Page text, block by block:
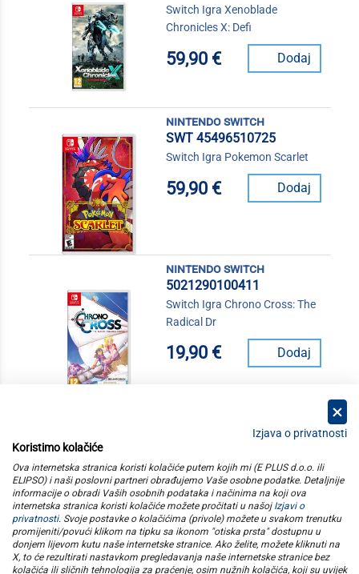
Switch Igra Xenoblade
Chronicles X: Defi
59,90 € Dodaj
nintendo switch
SWT 45496510725
Switch Igra Pokemon Scarlet
59,90 € Dodaj
nintendo switch
5021290100411
Switch Igra Chrono Cross: The
Radical Dr
19,90 € Dodaj
kategorije
elipso
informacije
Izjava o privatnosti
Koristimo kolačiće
Ova internetska stranica koristi kolačiće putem kojih mi (E PLUS d.o.o. ili
ELIPSO) i naši poslovni partneri obrađujemo Vaše osobne podatke. Detaljnije
informacije o obradi Vaših osobnih podataka i načinima na koji ova
internetska stranica koristi kolačiće možete pročitati u našoj Izjavi o
privatnosti. Svoje postavke o kolačićima (privole) možete u svakom trenutku
promijeniti/povući klikom na tipku sa ikonom "otiska prsta" dostupnu u
donjem lijevom kutu naše internetske stranice. Ako želite, možete kliknuti na
X, to će rezultirati nastavkom pregledavanja naše internetske stranice bez
kolačića ili sličnih tehnologija za praćenje, osim nužnih kolačića, koji su uvijek